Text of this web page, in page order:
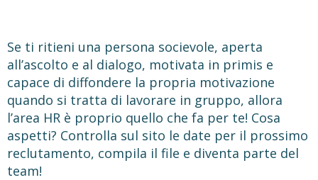
Se ti ritieni una persona socievole, aperta
all’ascolto e al dialogo, motivata in primis e
capace di diffondere la propria motivazione
quando si tratta di lavorare in gruppo, allora
l’area HR è proprio quello che fa per te! Cosa
aspetti? Controlla sul sito le date per il prossimo
reclutamento, compila il file e diventa parte del
team!